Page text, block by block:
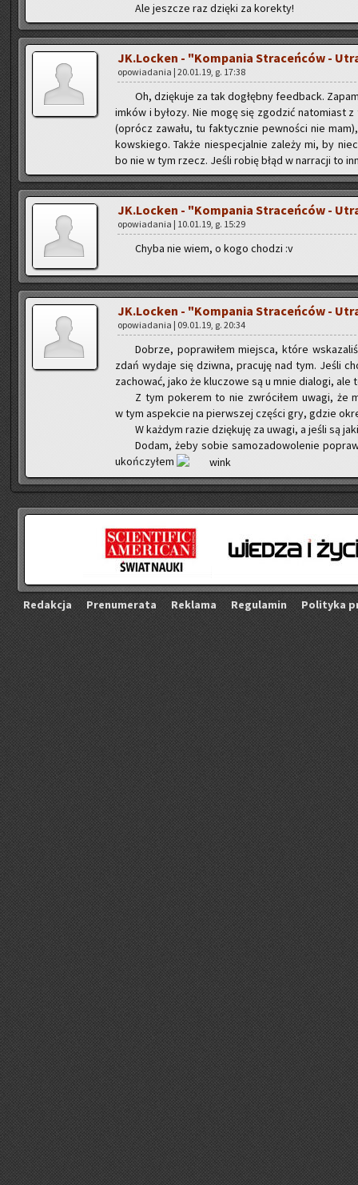
Ale jesz­cze raz dzię­ki za ko­rek­ty!
JK.Locken - "Kom­pa­nia Stra­ceń­ców -
opo­wia­da­nia | 20.01.19, g. 17:38
Oh, dzię­ku­je za tak do­głęb­ny fe­ed­back.
im­ków i by­ło­zy. Nie mogę się zgo­dzić na­to­miast
(oprócz za­wa­łu, tu fak­tycz­nie pew­no­ści nie
kow­skie­go. Także nie­spe­cjal­nie za­le­ży mi, by
bo nie w tym rzecz. Jeśli robię błąd w nar­ra­cji to
JK.Locken - "Kom­pa­nia Stra­ceń­ców -
opo­wia­da­nia | 10.01.19, g. 15:29
Chyba nie wiem, o kogo cho­dzi :v
JK.Locken - "Kom­pa­nia Stra­ceń­ców -
opo­wia­da­nia | 09.01.19, g. 20:34
Do­brze, po­pra­wi­łem miej­sca, które
zdań wy­da­je się dziw­na, pra­cu­ję nad tym. Jeśli
za­cho­wać, jako że klu­czo­we są u mnie dia­lo­gi,
Z tym po­ke­rem to nie zwró­ci­łem uwagi, że
w tym aspek­cie na pierw­szej czę­ści gry, gdzie
W każ­dym razie dzię­ku­ję za uwagi, a jeśli są
Dodam, żeby sobie sa­mo­za­do­wo­le­nie
ukoń­czy­łem
Re­dak­cja Pre­nu­me­ra­ta Re­kla­ma Re­gu­la­min Po­li­ty­ka